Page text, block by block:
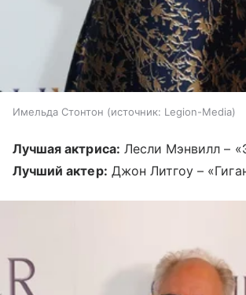
Имельда Стонтон источник: Legion-Media
Лучшая актриса: Лесли Мэнвилл –
Лучший актер: Джон Литгоу –